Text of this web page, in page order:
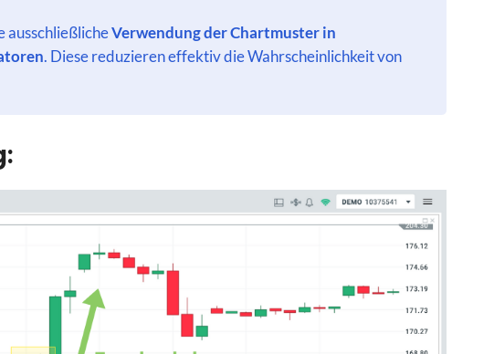
ausschließlicheVerwendung der Chartmuster in
. Diese reduzieren effektiv die Wahrscheinlichkeit von